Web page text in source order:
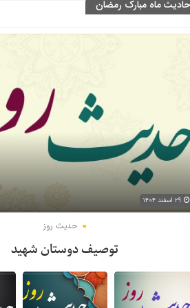
ماه مبارک رمضان
حدیث روز
توصیف دوستان شهید